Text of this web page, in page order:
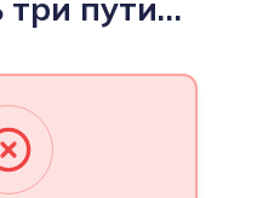
три пути…